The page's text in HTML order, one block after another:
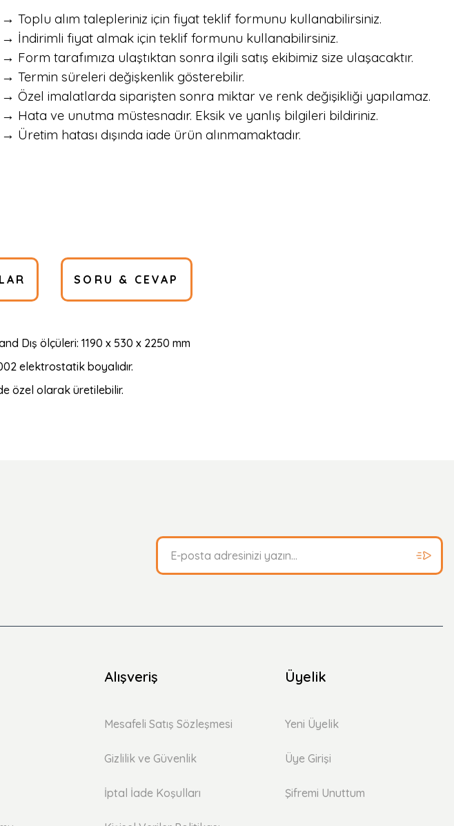
→ Toplu alım talepleriniz için fiyat teklif formunu kullanabilirsiniz.
→ İndirimli fiyat almak için teklif formunu kullanabilirsiniz.
→ Form tarafımıza ulaştıktan sonra ilgili satış ekibimiz size ulaşacaktır.
→ Termin süreleri değişkenlik gösterebilir.
→ Özel imalatlarda siparişten sonra miktar ve renk değişikliği yapılamaz.
→ Hata ve unutma müstesnadır. Eksik ve yanlış bilgileri bildiriniz.
→ Üretim hatası dışında iade ürün alınmamaktadır.
SORU & CEVAP
Dış ölçüleri: 1190 x 530 x 2250 mm
elektrostatik boyalıdır.
özel olarak üretilebilir.
Alışveriş
Mesafeli Satış Sözleşmesi
Gizlilik ve Güvenlik
İptal İade Koşulları
Üyelik
Yeni Üyelik
Üye Girişi
Şifremi Unuttum